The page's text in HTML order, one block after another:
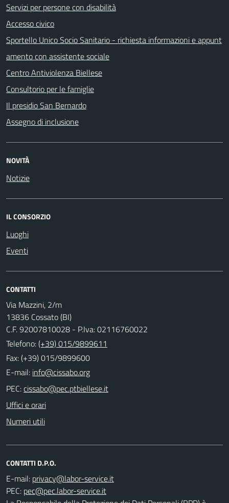
Servizi per persone con disabilità
Accesso civico
Sportello Unico Socio Sanitario - richiesta informazioni e appunt
amento con assistente sociale
Centro Antiviolenza Biellese
Consultorio per le famiglie
Il presidio San Bernardo
Assegno di inclusione
NOVITÀ
Notizie
IL CONSORZIO
Luoghi
Eventi
CONTATTI
Via Mazzini, 2/m
13836 Cossato (BI)
C.F. 92007810028 - P.Iva: 02116760022
Telefono:(+39) 015/9899611
Fax: (+39) 015/9899600
E-mail:
PEC:
Uffici e orari
Numeri utili
CONTATTI D.P.O.
E-mail:
PEC: